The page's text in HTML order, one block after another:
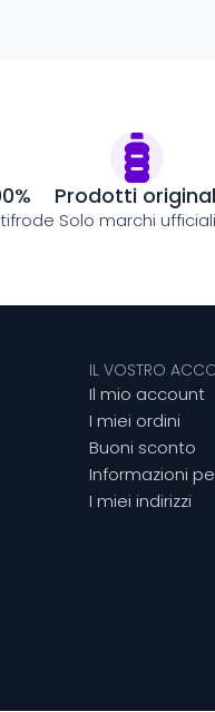
Prodotti
Solo marchi ufficiali
IL VOSTRO
Il mio account
I miei ordini
Buoni sconto
Informazioni
I miei indirizzi